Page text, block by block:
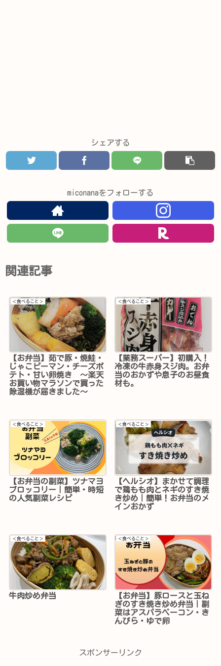
シェアする
miconanaをフォローする
関連記事
＜食べること＞
【お弁当】茹で豚・焼鮭・
じゃこピーマン・チーズポ
テト・甘い卵焼き ～楽天
お買い物マラソンで買った
除湿機が届きました～
＜食べること＞
【業務スーパー】初購入！
冷凍の牛赤身スジ肉。お弁
当のおかずや息子のお昼食
材も。
＜食べること＞
【お弁当の副菜】ツナマヨ
ブロッコリー｜簡単・時短
の人気副菜レシピ
＜食べること＞
【ヘルシオ】まかせて調理
で鶏もも肉とネギのすき焼
き炒め｜簡単！お弁当のメ
インおかず
＜食べること＞
牛肉炒め弁当
＜食べること＞
【お弁当】豚ロースと玉ね
ぎのすき焼き炒め弁当｜副
菜はアスパラベーコン・き
んぴら・ゆで卵
スポンサーリンク